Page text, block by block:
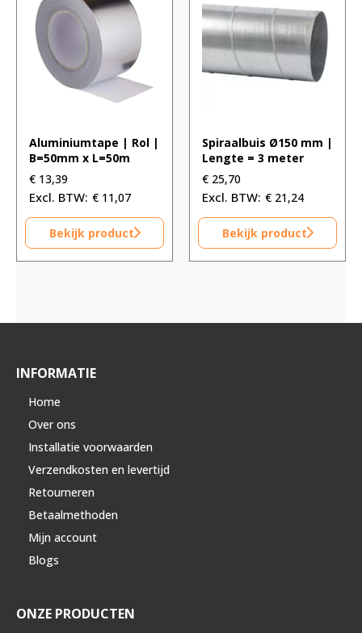
Aluminiumtape | Rol |
B=50mm x L=50m
€ 13,39
€ 11,07
Bekijk product
Spiraalbuis Ø150 mm |
Lengte = 3 meter
€ 25,70
€ 21,24
Bekijk product
INFORMATIE
Home
Over ons
Installatie voorwaarden
Verzendkosten en levertijd
Retourneren
Betaalmethoden
Mijn account
Blogs
ONZE PRODUCTEN